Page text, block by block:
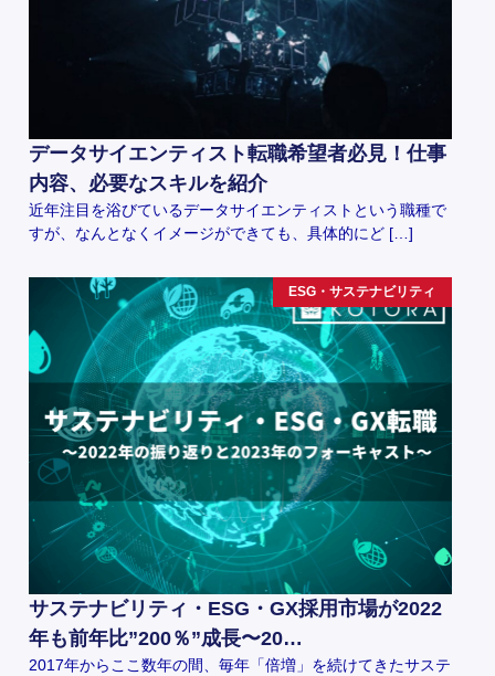
データサイエンティスト転職希望者必見！仕事
内容、必要なスキルを紹介
近年注目を浴びているデータサイエンティストという職種で
すが、なんとなくイメージができても、具体的にど […]
ESG・サステナビリティ
サステナビリティ・ESG・GX採用市場が2022
年も前年比”200％”成長〜20…
2017年からここ数年の間、毎年「倍増」を続けてきたサステ